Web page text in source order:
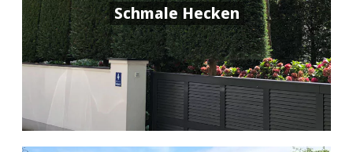
Schmale Hecken